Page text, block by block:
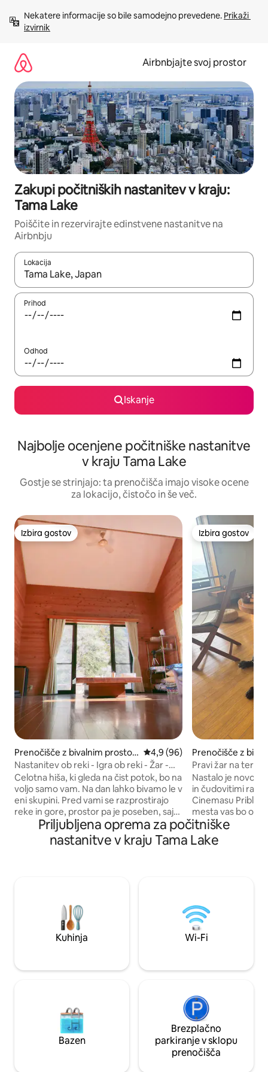
vsebino
Nekatere informacije so bile samodejno prevedene. Prikaži
izvirnik
Airbnbjajte svoj prostor
Zakupi počitniških nastanitev v kraju:
Tama Lake
Poiščite in rezervirajte edinstvene nastanitve na
Airbnbju
Lokacija
Ko so rezultati na voljo, krmarite s puščičnima tipkama gor in
Prihod
Odhod
Iskanje
Najbolje ocenjene počitniške nastanitve
v kraju Tama Lake
Gostje se strinjajo: ta prenočišča imajo visoke ocene
za lokacijo, čistočo in še več.
Izbira gostov
Izbira gostov
Prenočišče z bivalnim prostor
om v mestu Hanno
Povprečna ocena: 4,9 od 5,
4,9 (96)
Nastanitev ob reki - Igra ob reki - Žar -
Taborni ogenj - Iino
Celotna hiša, ki gleda na čist potok, bo na
voljo samo vam. Na dan lahko bivamo le v
eni skupini. Pred vami se razprostirajo
reke in gore, prostor pa je poseben, saj
ga obdaja neokrnjena narava. V naravi
lahko uživate v številnih dejavnostih, kot
so peka na žaru, igranje v reki, ribolov,
električni klavir, ki je priporočljiv za
ustvarjanje glasbe s prijatelji, saj ustvarja
zvok, podoben tistemu v koncertni
»Sawarabino-yu« in jezu Arima (jezero
avtomobilom ・ Približno 25 minut
vožnje z avtomobilom do mesta za
rafting Okutama Poleti se lahko igrate v
reki, jeseni lahko opazujete jesensko
lahko zakurite taborni ogenj in opazujete
Izbira gostov
Izbira gostov
Prenočišče z
om v mestu
Pravi žar na
uporaba celotne
kopel | Nekatera
pse | Največ 11
Nastalo je novo
in čudovitimi
Cinemasu Približno eno uro od središča
mesta vas bo
Hanno, kjer boste
pozabite na svoje
oken vsake sobe
kjer se lahko
zvoku ptic ter
zvezdnatim nebom
sta 2 mesti, kjer
in pokriti terasi v
vremenu. Ponoči si oglejte astronomski
teleskop pod
uživajte v
naravo in vesolje.
hišnimi ljubljenčki
Naše osebje vas
Priljubljena oprema za počitniške
nastanitve v kraju Tama Lake
Kuhinja Wi-Fi
Bazen
Brezplačno
parkiranje v sklopu
prenočišča